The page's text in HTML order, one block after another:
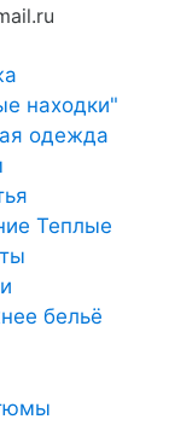
находки"
одежда
Теплые
бельё